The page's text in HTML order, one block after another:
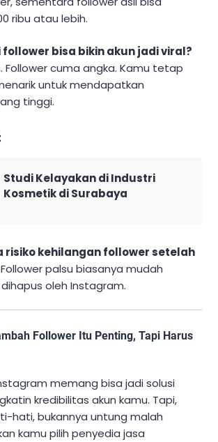
ribu atau lebih.
follower bisa bikin akun jadi viral?
Follower cuma angka. Kamu tetap
untuk mendapatkan
tinggi.
Studi Kelayakan di Industri
Kosmetik di Surabaya
risiko kehilangan follower setelah
palsu biasanya mudah
oleh Instagram.
Follower Itu Penting, Tapi Harus
memang bisa jadi solusi
kredibilitas akun kamu. Tapi,
hati, bukannya untung malah
kamu pilih penyedia jasa